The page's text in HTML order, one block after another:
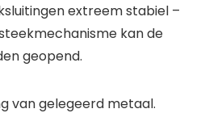
extreem stabiel –
kan de
geopend.
van gelegeerd metaal.